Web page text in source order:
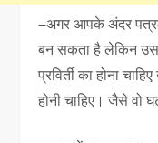
–अगर आपके अंदर
बन सकता है लेकिन उसमें
प्रविर्ती का होना
होनी चाहिए। जैसे वो